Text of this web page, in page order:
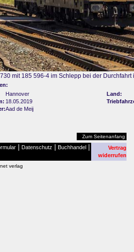
mit 185 596-4 im Schlepp bei der
Hannover
Land:
18.05.2019
Aad de Meij
Zum Seitenanfang
Datenschutz Buchhandel
Vertrag
widerrufen
verlag